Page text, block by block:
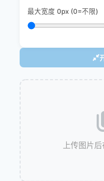
最大宽度 0px (0=不限)
上传图片